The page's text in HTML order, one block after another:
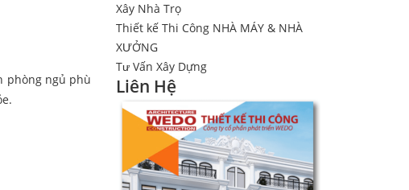
phòng ngủ phù
Xây Nhà Trọ
Thiết kế Thi Công NHÀ MÁY & NHÀ
XƯỞNG
Tư Vấn Xây Dựng
Liên Hệ